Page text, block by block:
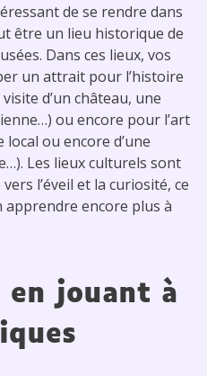
de se rendre dans
être un lieu historique de
Dans ces lieux, vos
un attrait pour l’histoire
d’un château, une
ou encore pour l’art
local ou encore d’une
Les lieux culturels sont
l’éveil et la curiosité, ce
apprendre encore plus à
en jouant à